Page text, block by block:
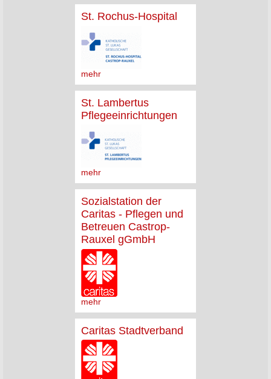
St. Rochus-Hospital
mehr
St. Lambertus
Pflegeeinrichtungen
mehr
Sozialstation der
Caritas - Pflegen und
Betreuen Castrop-
Rauxel gGmbH
mehr
Caritas Stadtverband